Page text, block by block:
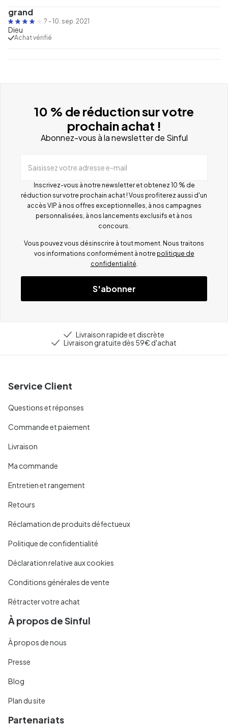
grand
? - 10. sep. 2021
Dieu
Achat vérifié
10 % de réduction sur votre
prochain achat !
Abonnez-vous à la newsletter de Sinful
Saisissez votre adresse e-mail
Inscrivez-vous à notre newsletter et obtenez 10 % de
réduction sur votre prochain achat ! Vous profiterez aussi d'un
accès VIP à nos offres exceptionnelles, à nos campagnes
personnalisées, à nos lancements exclusifs et à nos
concours.
Vous pouvez vous désinscrire à tout moment. Nous traitons
vos informations conformément à notre politique de
confidentialité
S'abonner
Livraison rapide et discrète
Livraison gratuite dès 59€ d'achat
Service Client
Questions et réponses
Commande et paiement
Livraison
Ma commande
Entretien et rangement
Retours
Réclamation de produits défectueux
Politique de confidentialité
Déclaration relative aux cookies
Conditions générales de vente
Rétracter votre achat
À propos de Sinful
À propos de nous
Presse
Blog
Plan du site
Partenariats